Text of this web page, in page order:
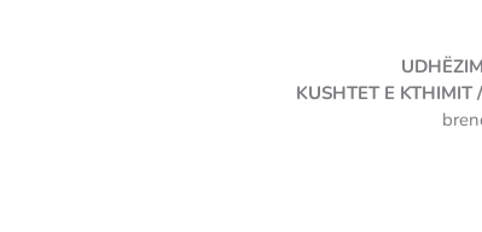
KUSHTET E KTHIMIT